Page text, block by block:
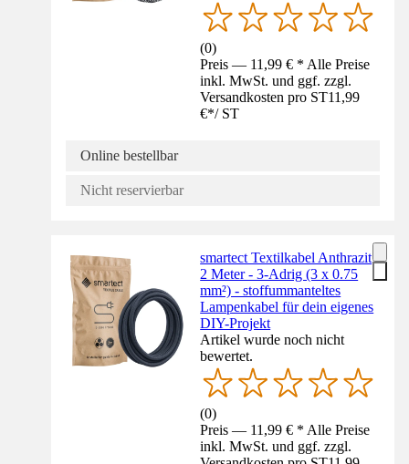
(0)
Preis — 11,99 € * Alle Preise
inkl. MwSt. und ggf. zzgl.
Versandkosten pro ST11,99
€*/ ST
Online bestellbar
Nicht reservierbar
smartect Textilkabel Anthrazit
2 Meter - 3-Adrig (3 x 0.75
mm²) - stoffummanteltes
Lampenkabel für dein eigenes
DIY-Projekt
Artikel wurde noch nicht
bewertet.
(0)
Preis — 11,99 € * Alle Preise
inkl. MwSt. und ggf. zzgl.